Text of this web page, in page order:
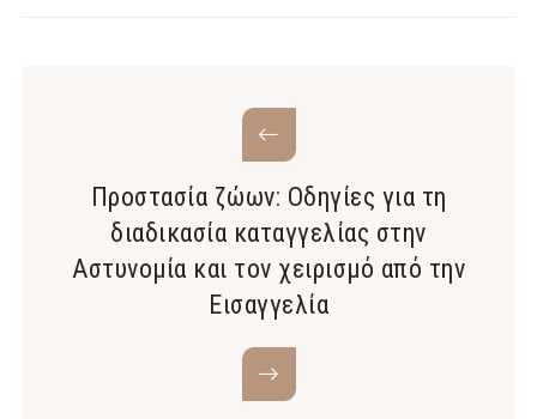
Προστασία ζώων: Οδηγίες για τη
διαδικασία καταγγελίας στην
Αστυνομία και τον χειρισμό από την
Εισαγγελία